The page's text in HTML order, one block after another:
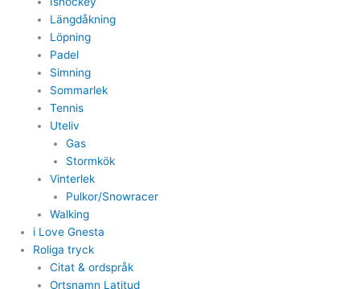
Längdåkning
Löpning
Padel
Simning
Sommarlek
Tennis
Uteliv
Gas
Stormkök
Vinterlek
Pulkor/Snowracer
Walking
i Love Gnesta
Roliga tryck
Citat & ordspråk
Ortsnamn Latitud